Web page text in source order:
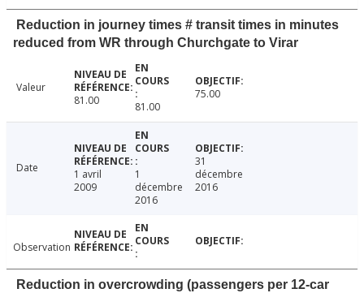
Reduction in journey times # transit times in minutes
reduced from WR through Churchgate to Virar
Valeur
81.00
81.00
75.00
Date
1 avril
2009
1
décembre
2016
31
décembre
2016
Observation
Reduction in overcrowding (passengers per 12-car